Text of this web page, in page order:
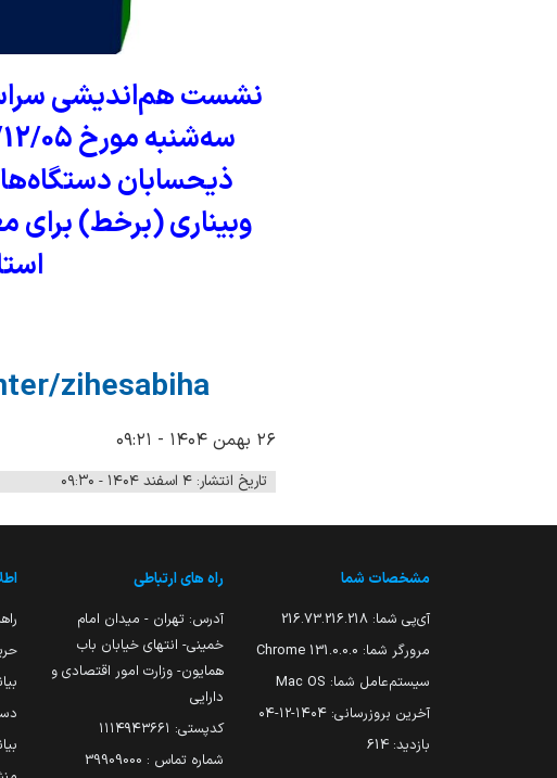
نشست هم‌اندیشی
ذیحسابان
وبیناری (برخط)
zihesabiha
۲۶ بهمن ۱۴۰۴ - ۰۹:۲۱
تاریخ انتشار: ۴ اسفند ۱۴۰۴ - ۰۹:۳۰
مشخصات شما
آی‌پی شما: 216.73.216.218
مرورگر شما: 131.0.0.0 Chrome
سیستم‌عامل شما: Mac OS
آخرین بروزرسانی: ۱۴۰۴-۱۲-۰۴
بازدید: 614
راه های ارتباطی
آدرس: تهران - میدان امام
خمینی- انتهای خیابان باب
همایون- وزارت امور اقتصادی و
دارایی
کدپستی: ۱۱۱۴۹۴۳۶۶۱
شماره تماس : 39909000